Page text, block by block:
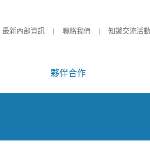
最新內部資訊 聯絡我們 知識交流活動
夥伴合作